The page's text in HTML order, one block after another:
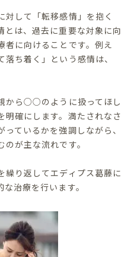
して「転移感情」を抱く
とは、過去に重要な対象に向
者に向けることです。例え
ち着く」という感情は、
から○○のように扱ってほし
明確にします。満たされなさ
ているかを強調しながら、
が主な流れです。
繰り返してエディプス葛藤に
治療を行います。